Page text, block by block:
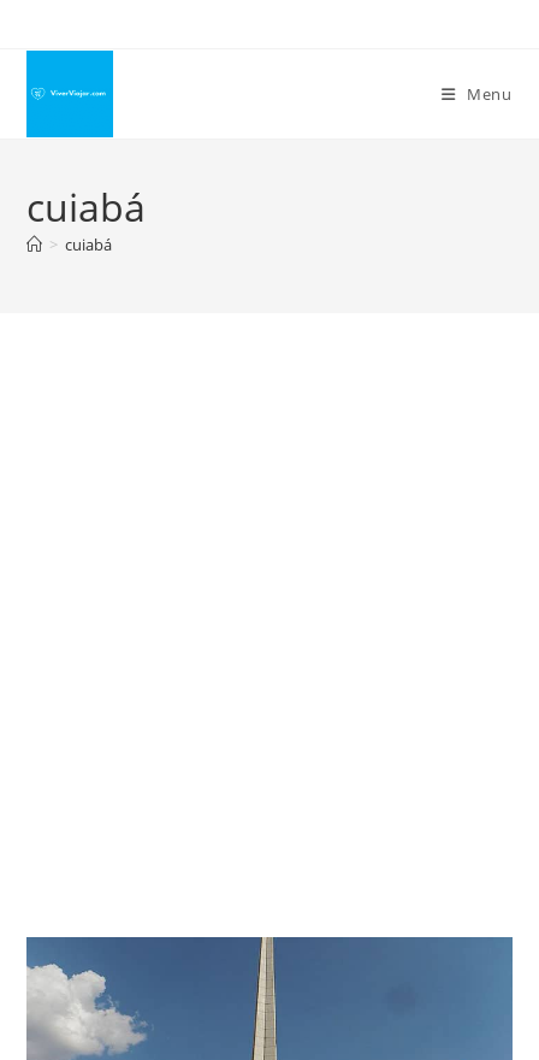
conteúdo
Menu
cuiabá
> cuiabá